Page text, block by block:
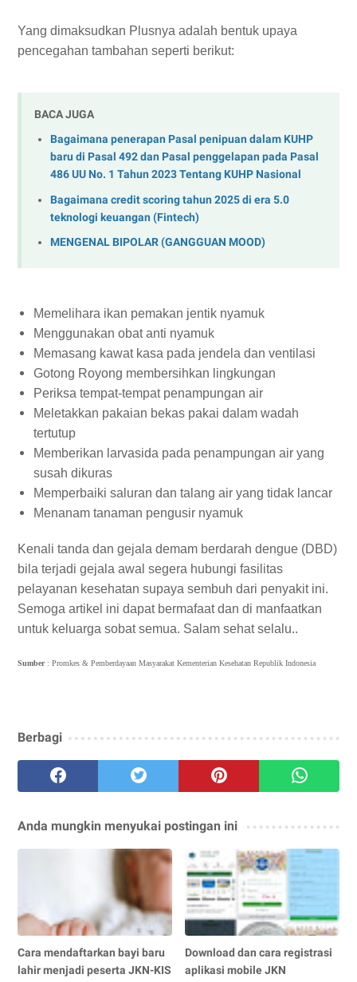
Yang dimaksudkan Plusnya adalah bentuk upaya
pencegahan tambahan seperti berikut:
BACA JUGA
Bagaimana penerapan Pasal penipuan dalam KUHP
baru di Pasal 492 dan Pasal penggelapan pada Pasal
486 UU No. 1 Tahun 2023 Tentang KUHP Nasional
Bagaimana credit scoring tahun 2025 di era 5.0
teknologi keuangan (Fintech)
MENGENAL BIPOLAR (GANGGUAN MOOD)
Memelihara ikan pemakan jentik nyamuk
Menggunakan obat anti nyamuk
Memasang kawat kasa pada jendela dan ventilasi
Gotong Royong membersihkan lingkungan
Periksa tempat-tempat penampungan air
Meletakkan pakaian bekas pakai dalam wadah
tertutup
Memberikan larvasida pada penampungan air yang
susah dikuras
Memperbaiki saluran dan talang air yang tidak lancar
Menanam tanaman pengusir nyamuk
Kenali tanda dan gejala demam berdarah dengue (DBD)
bila terjadi gejala awal segera hubungi fasilitas
pelayanan kesehatan supaya sembuh dari penyakit ini.
Semoga artikel ini dapat bermafaat dan di manfaatkan
untuk keluarga sobat semua. Salam sehat selalu..
Sumber: Promkes & Pemberdayaan Masyarakat Kementerian Kesehatan Republik Indonesia
Berbagi
Anda mungkin menyukai postingan ini
Cara mendaftarkan bayi baru
lahir menjadi peserta JKN-KIS
Download dan cara registrasi
aplikasi mobile JKN